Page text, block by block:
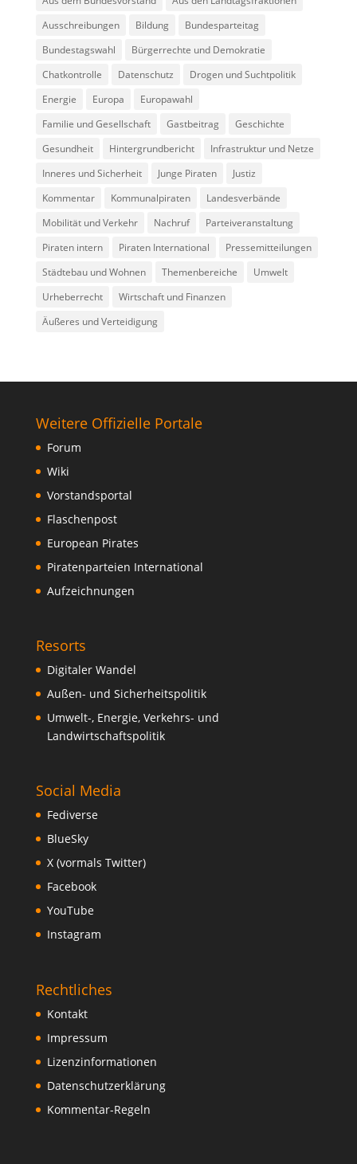
Ausschreibungen
Bildung
Bundesparteitag
Bundestagswahl
Bürgerrechte und Demokratie
Chatkontrolle
Datenschutz
Drogen und Suchtpolitik
Energie
Europa
Europawahl
Familie und Gesellschaft
Gastbeitrag
Geschichte
Gesundheit
Hintergrundbericht
Infrastruktur und Netze
Inneres und Sicherheit
Junge Piraten
Justiz
Kommentar
Kommunalpiraten
Landesverbände
Mobilität und Verkehr
Nachruf
Parteiveranstaltung
Piraten intern
Piraten International
Pressemitteilungen
Städtebau und Wohnen
Themenbereiche
Umwelt
Urheberrecht
Wirtschaft und Finanzen
Äußeres und Verteidigung
Weitere Offizielle Portale
Forum
Wiki
Vorstandsportal
Flaschenpost
European Pirates
Piratenparteien International
Aufzeichnungen
Resorts
Digitaler Wandel
Außen- und Sicherheitspolitik
Umwelt-, Energie, Verkehrs- und
Landwirtschaftspolitik
Social Media
Fediverse
BlueSky
X (vormals Twitter)
Facebook
YouTube
Instagram
Rechtliches
Kontakt
Impressum
Lizenzinformationen
Datenschutzerklärung
Kommentar-Regeln